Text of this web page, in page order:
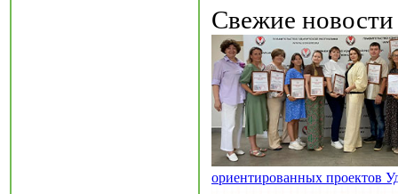
Свежие
ориентированных проектов